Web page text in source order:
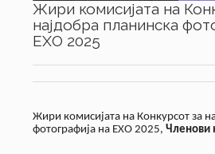
Жири комисијата на
најдобра планинска
ЕХО 2025
Жири комисијата на Конкурсот за
фотографија на ЕХО 2025,Членови